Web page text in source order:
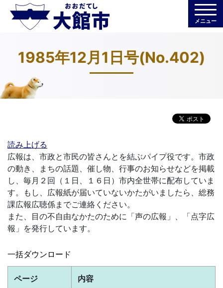
メニュー
1985年12月1日号(No.402)
読み上げる
広報は、市政と市民の皆さんとを結ぶパイプ役です。市政
の動き、まちの話題、催し物、行事のお知らせなどを掲載
し、毎月２回（１日、１６日）市内全世帯に配布していま
す。もし、広報紙が届いていないかたがいましたら、総務
課広報広聴係までご連絡ください。
また、目の不自由なかたのために「声の広報」、「点字広
報」を発行しています。
一括ダウンロード
ページ 内容